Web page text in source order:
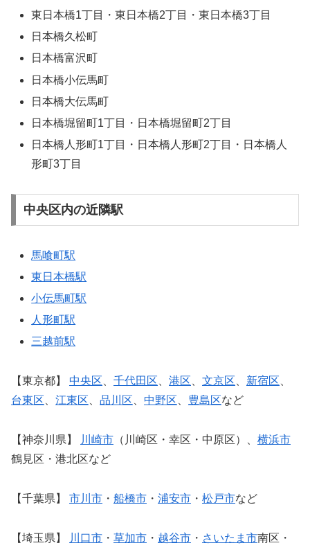
東日本橋1丁目・東日本橋2丁目・東日本橋3丁目
日本橋久松町
日本橋富沢町
日本橋小伝馬町
日本橋大伝馬町
日本橋堀留町1丁目・日本橋堀留町2丁目
日本橋人形町1丁目・日本橋人形町2丁目・日本橋人
形町3丁目
中央区内の近隣駅
馬喰町駅
東日本橋駅
小伝馬町駅
人形町駅
三越前駅
【東京都】 中央区 千代田区 港区 文京区 新宿区
台東区
江東区 品川区 中野区 豊島区など
【神奈川県】 川崎市 （川崎区・幸区・中原区）、 横浜市
鶴見区・港北区など
【千葉県】 市川市 ・ 船橋市 ・ 浦安市 ・ 松戸市など
【埼玉県】 川口市 ・ 草加市 ・ 越谷市 ・ さいたま市南区・